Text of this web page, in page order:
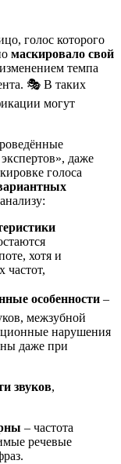
голос которого
маскировало свой
темпа
🎭 В таких
могут
даже
голоса
хотя и
частот,
особенности –
межзубной
нарушения
даже при
звуков,
– частота
речевые
.